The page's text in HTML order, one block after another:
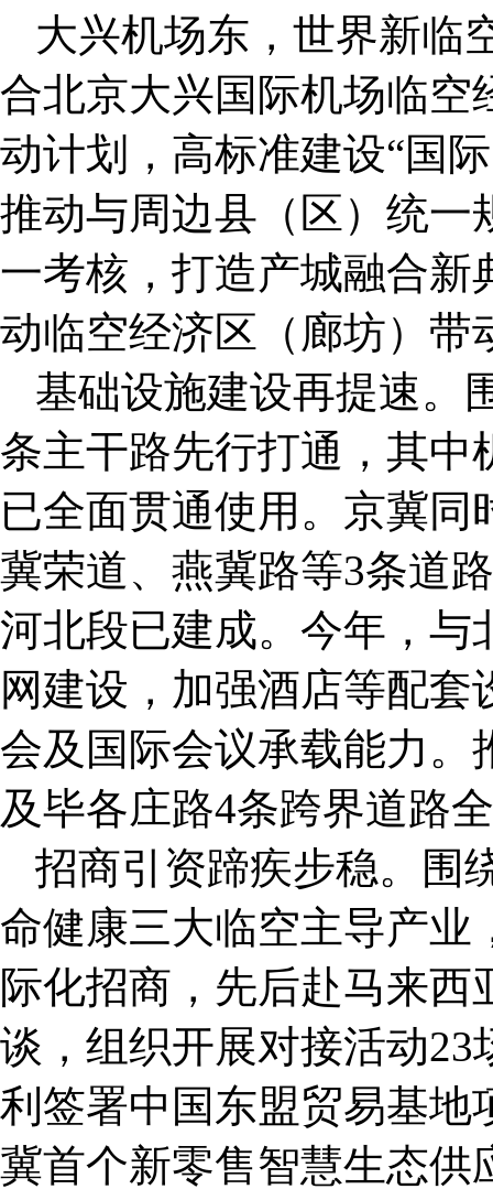
大兴机场东，世界新临
合北京大兴国际机场临空
动计划，高标准建设“国
推动与周边县（区）统一
一考核，打造产城融合新
动临空经济区（廊坊）带
基础设施建设再提速。
条主干路先行打通，其中
已全面贯通使用。京冀
冀荣道、燕冀路等3条道
河北段已建成。今年，与
网建设，加强酒店等配
会及国际会议承载能力。
及毕各庄路4条跨界道路
招商引资蹄疾步稳。围
命健康三大临空主导产业
际化招商，先后赴马来
谈，组织开展对接活动
利签署中国东盟贸易基地
冀首个新零售智慧生态供